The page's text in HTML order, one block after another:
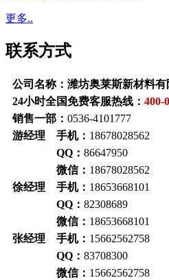
更多..
联系方式
公司名称：潍坊奥莱斯新材料有
24小时全国免费客服热线： 400-
销售一部： 0536-4101777
游经理 手机： 18678028562
QQ： 86647950
微信： 18678028562
徐经理 手机： 18653668101
QQ： 82308689
微信： 18653668101
张经理 手机： 15662562758
QQ： 83708300
微信： 15662562758